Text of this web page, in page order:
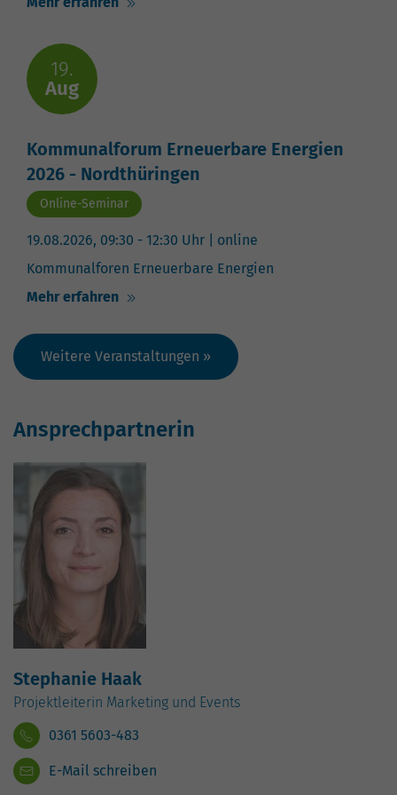
19.
Aug
Kommunalforum Erneuerbare Energien
2026 - Nordthüringen
Online-Seminar
19.08.2026, 09:30 - 12:30 Uhr | online
Kommunalforen Erneuerbare Energien
Mehr erfahren
Weitere Veranstaltungen »
Ansprechpartnerin
Stephanie Haak
Projektleiterin Marketing und Events
0361 5603-483
E-Mail schreiben